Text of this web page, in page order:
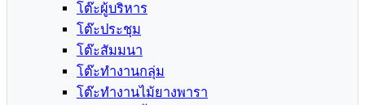
โต๊ะผู้บริหาร
โต๊ะประชุม
โต๊ะสัมมนา
โต๊ะทำงานกลุ่ม
โต๊ะทำงานไม้ยางพารา